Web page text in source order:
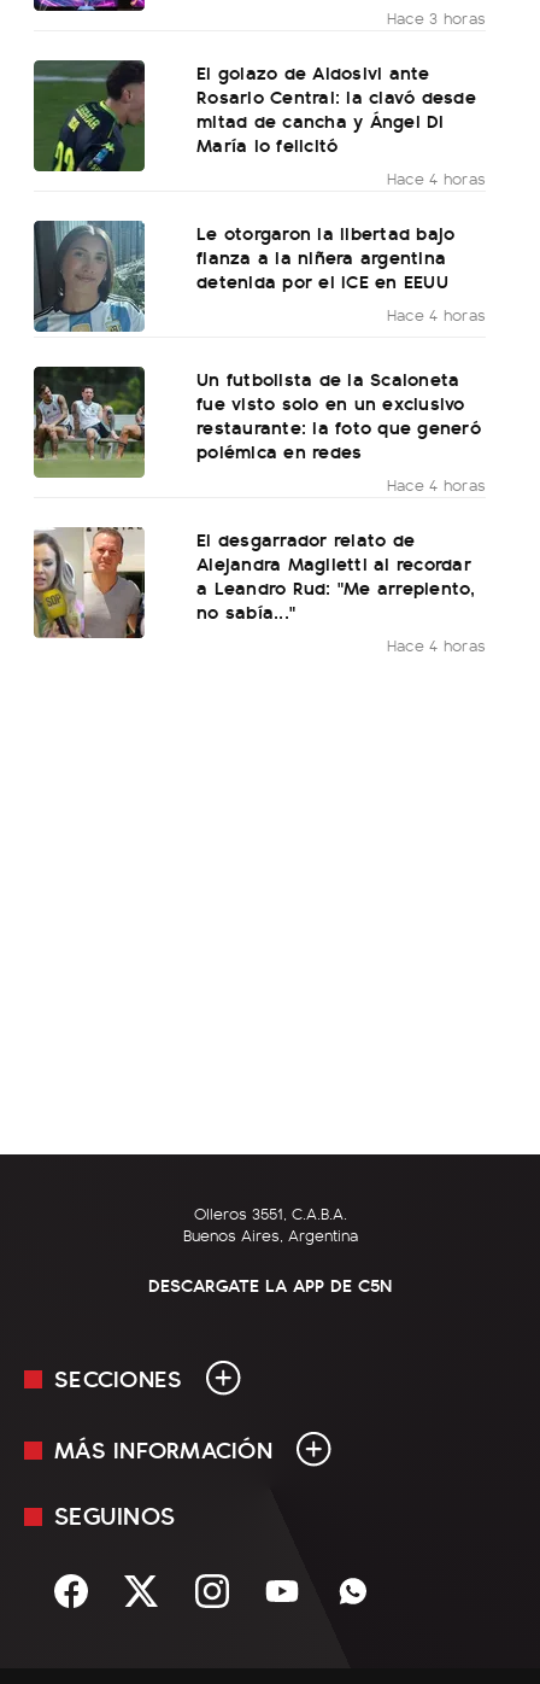
Hace 3 horas
El golazo de Aldosivi ante
Rosario Central: la clavó desde
mitad de cancha y Ángel Di
María lo felicitó
Hace 4 horas
Le otorgaron la libertad bajo
fianza a la niñera argentina
detenida por el ICE en EEUU
Hace 4 horas
Un futbolista de la Scaloneta
fue visto solo en un exclusivo
restaurante: la foto que generó
polémica en redes
Hace 4 horas
El desgarrador relato de
Alejandra Maglietti al recordar
a Leandro Rud: "Me arrepiento,
no sabía..."
Hace 4 horas
Olleros 3551, C.A.B.A.
Buenos Aires, Argentina
DESCARGATE LA APP DE C5N
SECCIONES
En Vivo
Sociedad
MÁS INFORMACIÓN
Mediakit
Términos y condiciones
SEGUINOS